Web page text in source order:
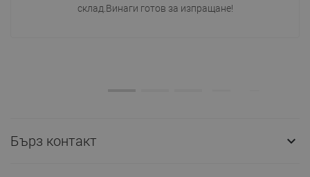
склад.Винаги готов за изпращане!
Бърз контакт 